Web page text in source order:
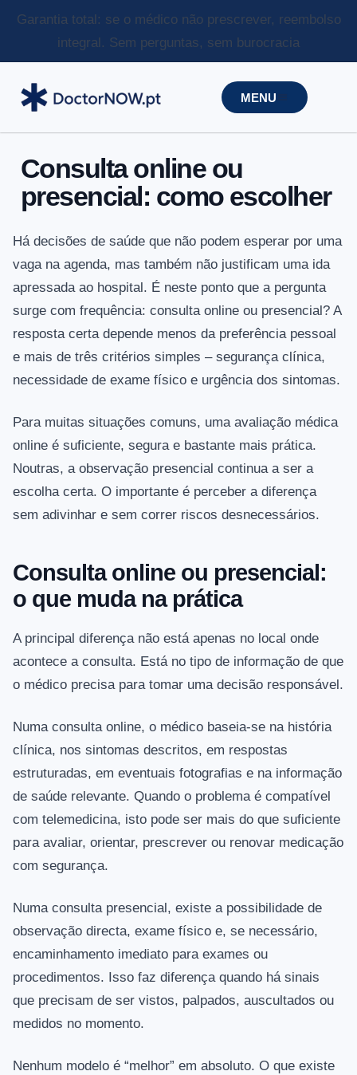
Garantia total: se o médico não prescrever, reembolso
integral. Sem perguntas, sem burocracia
MENU
Consulta online ou
presencial: como escolher
Há decisões de saúde que não podem esperar por uma
vaga na agenda, mas também não justificam uma ida
apressada ao hospital. É neste ponto que a pergunta
surge com frequência: consulta online ou presencial? A
resposta certa depende menos da preferência pessoal
e mais de três critérios simples – segurança clínica,
necessidade de exame físico e urgência dos sintomas.
Para muitas situações comuns, uma avaliação médica
online é suficiente, segura e bastante mais prática.
Noutras, a observação presencial continua a ser a
escolha certa. O importante é perceber a diferença
sem adivinhar e sem correr riscos desnecessários.
Consulta online ou presencial:
o que muda na prática
A principal diferença não está apenas no local onde
acontece a consulta. Está no tipo de informação de que
o médico precisa para tomar uma decisão responsável.
Numa consulta online, o médico baseia-se na história
clínica, nos sintomas descritos, em respostas
estruturadas, em eventuais fotografias e na informação
de saúde relevante. Quando o problema é compatível
com telemedicina, isto pode ser mais do que suficiente
para avaliar, orientar, prescrever ou renovar medicação
com segurança.
Numa consulta presencial, existe a possibilidade de
observação directa, exame físico e, se necessário,
encaminhamento imediato para exames ou
procedimentos. Isso faz diferença quando há sinais
que precisam de ser vistos, palpados, auscultados ou
medidos no momento.
Nenhum modelo é “melhor” em absoluto. O que existe